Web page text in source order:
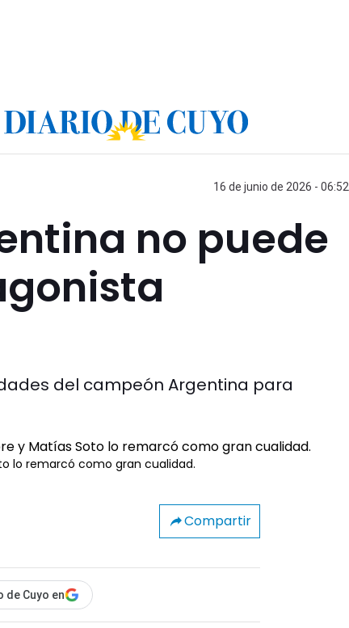
16 de junio de 2026 - 06:52
no puede
del campeón Argentina para
lo remarcó como gran cualidad.
Compartir
de Cuyo en